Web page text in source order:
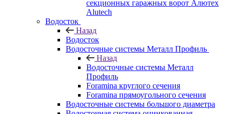
секционных гаражных ворот Алютех
Alutech
Водосток
Назад
Водосток
Водосточные системы Металл Профиль
Назад
Водосточные системы Металл
Профиль
Foramina круглого сечения
Foramina прямоугольного сечения
Водосточные системы большого диаметра